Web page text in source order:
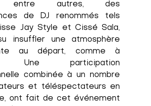
entre autres, des
de DJ renommés tels
Jay Style et Cissé Sala,
insuffler une atmosphère
au départ, comme à
Une participation
combinée à un nombre
et téléspectateurs en
ont fait de cet événement